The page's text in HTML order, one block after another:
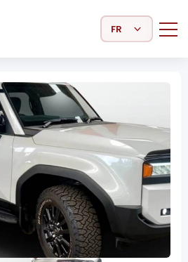
Select Language